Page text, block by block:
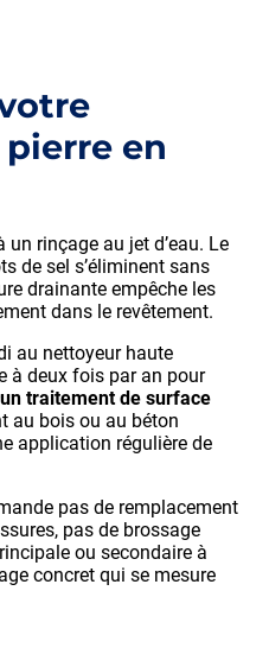
en
un rinçage au jet d’eau. Le
de sel s’éliminent sans
drainante empêche les
dans le revêtement.
au nettoyeur haute
à deux fois par an pour
traitement de surface
au bois ou au béton
application régulière de
pas de remplacement
pas de brossage
ou secondaire à
concret qui se mesure